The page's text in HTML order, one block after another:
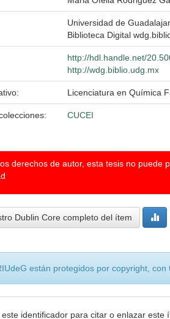
Universidad de
Biblioteca Digital
http://hdl.handle.net/
http://wdg.biblio.udg.mx
Licenciatura en Química
CUCEI
derechos de autor, esta tesis no
Dublin Core completo del ítem
están protegidos por copyright,
este identificador para citar o enlazar este